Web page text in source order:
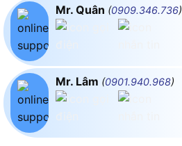
Mr. Quân (0909.346.736)
Mr. Lâm (0901.940.968)